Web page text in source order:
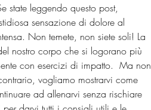
state leggendo questo post,
sensazione di dolore al
Non temete, non siete soli! La
nostro corpo che si logorano più
con esercizi di impatto.  Ma non
vogliamo mostrarvi come
ad allenarvi senza rischiare